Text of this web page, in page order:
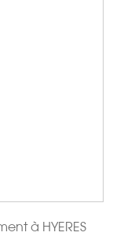
à HYERES